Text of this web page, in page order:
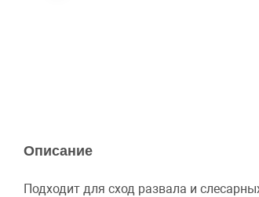
Описание
Подходит для сход развала и